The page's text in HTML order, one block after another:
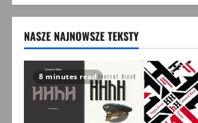
NASZE NAJNOWSZE TEKSTY
8 minutes read